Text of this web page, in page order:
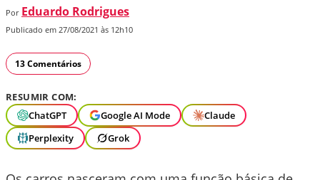
Por Eduardo Rodrigues
Publicado em 27/08/2021 às 12h10
13 Comentários
RESUMIR COM:
ChatGPT
Google AI Mode
Claude
Perplexity
Grok